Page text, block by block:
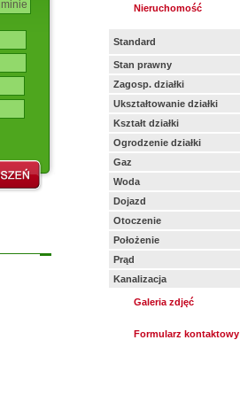
Nieruchomość
Standard
Stan prawny
Zagosp. działki
Ukształtowanie działki
Kształt działki
Ogrodzenie działki
Gaz
Woda
Dojazd
Otoczenie
Położenie
Prąd
Kanalizacja
Galeria zdjęć
Formularz kontaktowy